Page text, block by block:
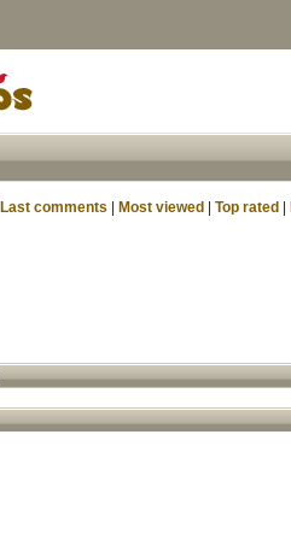
Last comments Most viewed Top rated